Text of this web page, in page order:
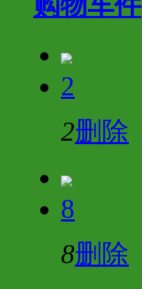
2
2删除
8
8删除